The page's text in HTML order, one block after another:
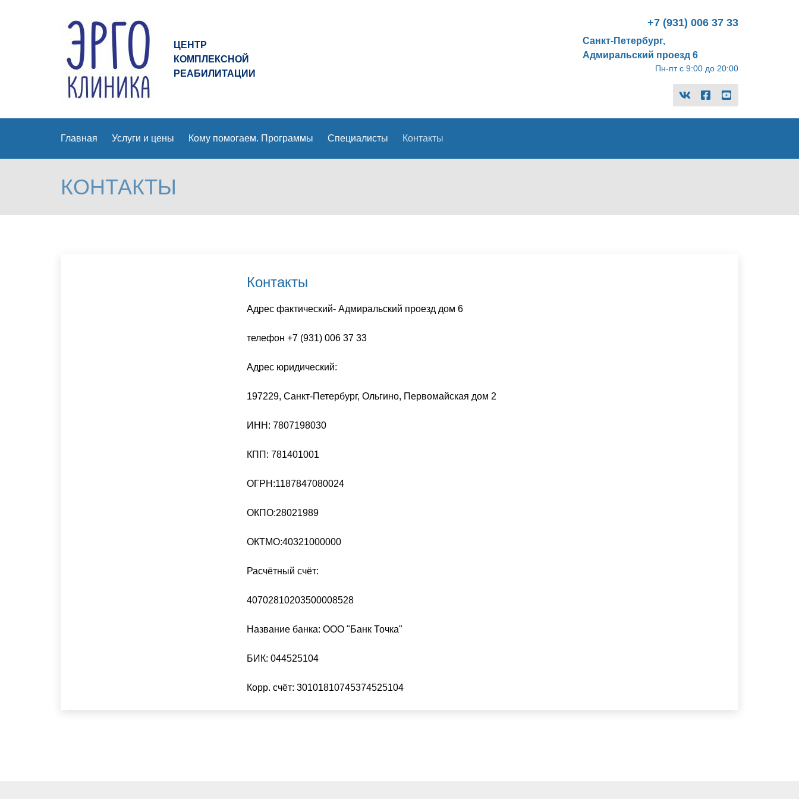
Эрго
Клиника
logo
ЦЕНТР
КОМПЛЕКСНОЙ
РЕАБИЛИТАЦИИ
+7 (931) 006 37 33
Санкт-Петербург,
Адмиральский проезд 6
Пн-пт с 9:00 до 20:00
vk
facebook-
official
youtube
Главная Услуги и цены Кому помогаем. Программы Специалисты Контакты
КОНТАКТЫ
Контакты
Адрес фактический- Адмиральский проезд дом 6
телефон +7 (931) 006 37 33
Адрес юридический:
197229, Санкт-Петербург, Ольгино, Первомайская дом 2
ИНН: 7807198030
КПП: 781401001
ОГРН:1187847080024
ОКПО:28021989
ОКТМО:40321000000
Расчётный счёт:
40702810203500008528
Название банка: ООО "Банк Точка"
БИК: 044525104
Корр. счёт: 30101810745374525104